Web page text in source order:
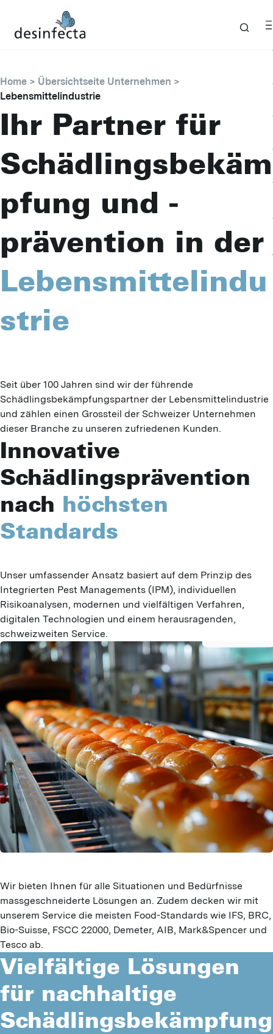
Home
Übersichtseite Unternehmen
Lebensmittelindustrie
Ihr Partner für
Schädlingsbekäm
pfung und -
prävention in der
Lebensmittelindu
strie
Seit über 100 Jahren sind wir der führende
Schädlingsbekämpfungspartner der Lebensmittelindustrie
und zählen einen Grossteil der Schweizer Unternehmen
dieser Branche zu unseren zufriedenen Kunden.
Innovative
Schädlingsprävention
nach höchsten
Standards
Unser umfassender Ansatz basiert auf dem Prinzip des
Integrierten Pest Managements (IPM), individuellen
Risikoanalysen, modernen und vielfältigen Verfahren,
digitalen Technologien und einem herausragenden,
schweizweiten Service.
Wir bieten Ihnen für alle Situationen und Bedürfnisse
massgeschneiderte Lösungen an. Zudem decken wir mit
unserem Service die meisten Food-Standards wie IFS, BRC,
Bio-Suisse, FSCC 22000, Demeter, AIB, Mark&Spencer und
Tesco ab.
Vielfältige Lösungen
für nachhaltige
Schädlingsbekämpfung